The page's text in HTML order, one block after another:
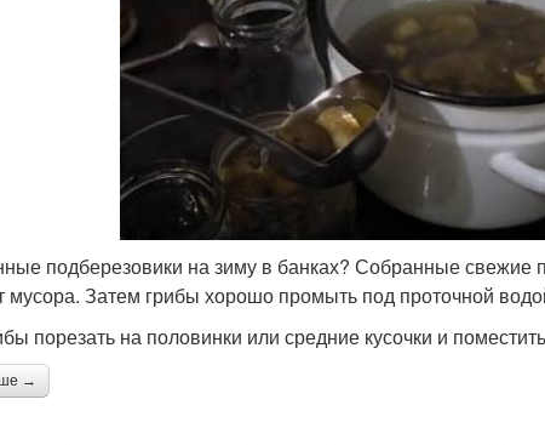
подберезовики на зиму в банках? Собранные свежие
мусора. Затем грибы хорошо промыть под проточной
порезать на половинки или средние кусочки и
→